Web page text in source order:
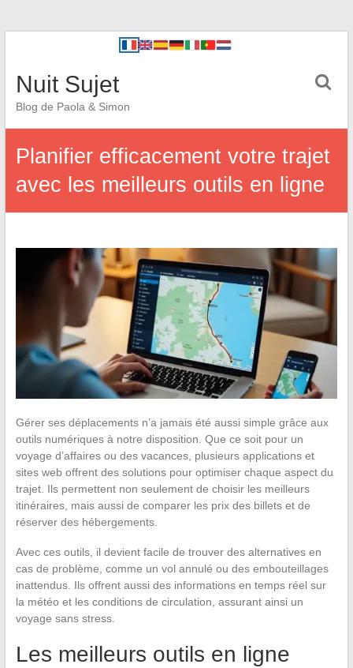
Nuit Sujet
Blog de Paola & Simon
Planifier efficacement votre trajet
avec les meilleurs outils en ligne
Gérer ses déplacements n’a jamais été aussi simple grâce aux
outils numériques à notre disposition. Que ce soit pour un
voyage d’affaires ou des vacances, plusieurs applications et
sites web offrent des solutions pour optimiser chaque aspect du
trajet. Ils permettent non seulement de choisir les meilleurs
itinéraires, mais aussi de comparer les prix des billets et de
réserver des hébergements.
Avec ces outils, il devient facile de trouver des alternatives en
cas de problème, comme un vol annulé ou des embouteillages
inattendus. Ils offrent aussi des informations en temps réel sur
la météo et les conditions de circulation, assurant ainsi un
voyage sans stress.
Les meilleurs outils en ligne